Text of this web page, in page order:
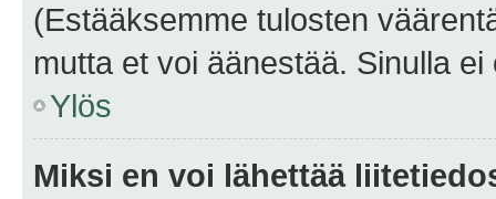
(Estääksemme tulosten
mutta et voi äänestää. Sinulla
Ylös
Miksi en voi lähettää